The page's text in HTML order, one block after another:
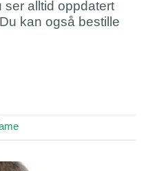
ser alltid oppdatert
kan også bestille